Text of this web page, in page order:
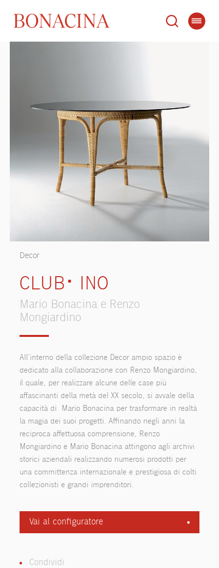
Decor
CLUB⠂INO
Mario Bonacina e Renzo
Mongiardino
All’interno della collezione Decor ampio spazio è
dedicato alla collaborazione con Renzo Mongiardino,
il quale, per realizzare alcune delle case più
affascinanti della metà del XX secolo, si avvale della
capacità di Mario Bonacina per trasformare in realtà
la magia dei suoi progetti. Affinando negli anni la
reciproca affettuosa comprensione, Renzo
Mongiardino e Mario Bonacina attingono agli archivi
storici aziendali realizzando numerosi prodotti per
una committenza internazionale e prestigiosa di colti
collezionisti e grandi imprenditori.
Vai al configuratore
Condividi